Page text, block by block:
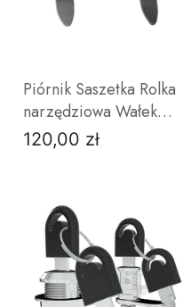
Piórnik Saszetka Rolka
narzędziowa Wałek
Motocyklowy Czarny
Cena
120,00 zł